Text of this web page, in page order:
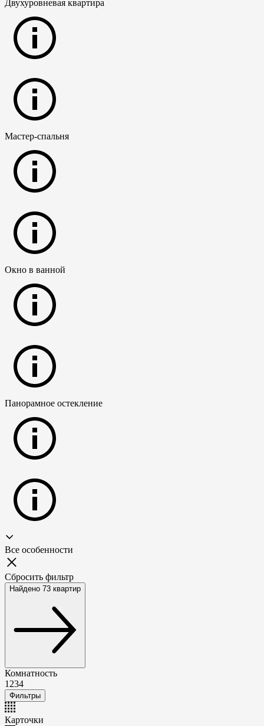
Двухуровневая квартира
Мастер-спальня
Окно в ванной
Панорамное остекление
Все особенности
Сбросить фильтр
Найдено 73 квартир
Комнатность
1 234
Фильтры
Карточки